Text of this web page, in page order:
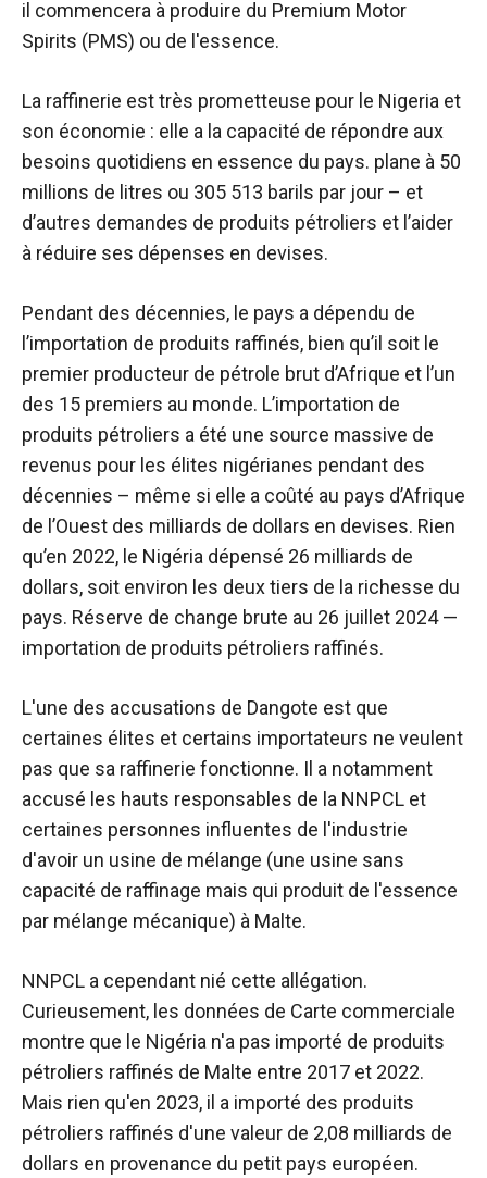
il commencera à produire du Premium Motor
Spirits (PMS) ou de l'essence.
La raffinerie est très prometteuse pour le Nigeria et
son économie : elle a la capacité de répondre aux
besoins quotidiens en essence du pays. plane à 50
millions de litres ou 305 513 barils par jour – et
d’autres demandes de produits pétroliers et l’aider
à réduire ses dépenses en devises.
Pendant des décennies, le pays a dépendu de
l’importation de produits raffinés, bien qu’il soit le
premier producteur de pétrole brut d’Afrique et l’un
des 15 premiers au monde. L’importation de
produits pétroliers a été une source massive de
revenus pour les élites nigérianes pendant des
décennies – même si elle a coûté au pays d’Afrique
de l’Ouest des milliards de dollars en devises. Rien
qu’en 2022, le Nigéria dépensé 26 milliards de
dollars, soit environ les deux tiers de la richesse du
pays. Réserve de change brute au 26 juillet 2024 —
importation de produits pétroliers raffinés.
L'une des accusations de Dangote est que
certaines élites et certains importateurs ne veulent
pas que sa raffinerie fonctionne. Il a notamment
accusé les hauts responsables de la NNPCL et
certaines personnes influentes de l'industrie
d'avoir un usine de mélange (une usine sans
capacité de raffinage mais qui produit de l'essence
par mélange mécanique) à Malte.
NNPCL a cependant nié cette allégation.
Curieusement, les données de Carte commerciale
montre que le Nigéria n'a pas importé de produits
pétroliers raffinés de Malte entre 2017 et 2022.
Mais rien qu'en 2023, il a importé des produits
pétroliers raffinés d'une valeur de 2,08 milliards de
dollars en provenance du petit pays européen.